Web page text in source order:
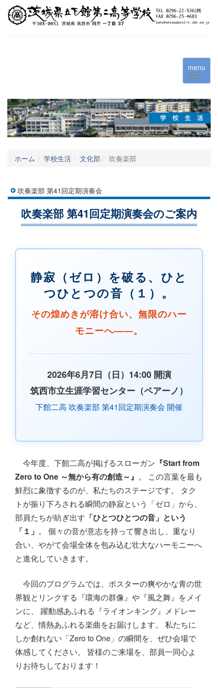
menu
ホーム 学校生活 文化部 吹奏楽部
吹奏楽部 第41回定期演奏会
吹奏楽部 第41回定期演奏会のご案内
静寂（ゼロ）を破る、ひと
つひとつの音（１）。
その煌めきが溶け合い、無限のハー
モニーへ——。
2026年6月7日（日）14:00 開演
筑西市立生涯学習センター（ペアーノ）
下館二高 吹奏楽部 第41回定期演奏会 開催
今年度、下館二高が掲げるスローガン 『Start from
Zero to One ～無から有の創造～』 。 この言葉を最も
鮮烈に象徴するのが、私たちのステージです。 タク
トが振り下ろされる瞬間の静寂という「ゼロ」から、
部員たちが紡ぎ出す 「ひとつひとつの音」という
「１」 。 個々の音が意志を持って響き出し、重なり
合い、やがて会場全体を包み込む壮大なハーモニーへ
と進化していきます。
今回のプログラムでは、ポスターの爽やかな青の世
界観とリンクする『環海の群像』や『風之舞』をメイ
ンに、 躍動感あふれる『ライオンキング』メドレー
など、情熱あふれる楽曲をお届けします。 私たちに
しか創れない「Zero to One」の瞬間を、ぜひ会場で
体感してください。 皆様のご来場を、部員一同心よ
りお待ちしております！